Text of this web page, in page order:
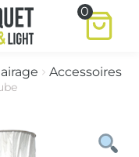
0
Accessoires